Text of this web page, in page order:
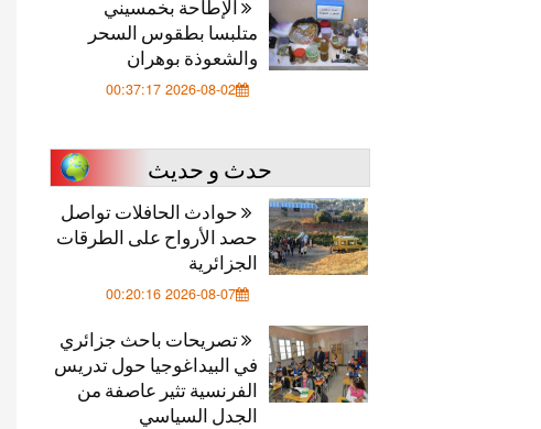
الإطاحة بخمسيني
متلبسا بطقوس السحر
والشعوذة بوهران
2026-08-02 00:37:17
حدث و حديث
حوادث الحافلات تواصل
حصد الأرواح على الطرقات
الجزائرية
2026-08-07 00:20:16
تصريحات باحث جزائري
في البيداغوجيا حول تدريس
الفرنسية تثير عاصفة من
الجدل السياسي